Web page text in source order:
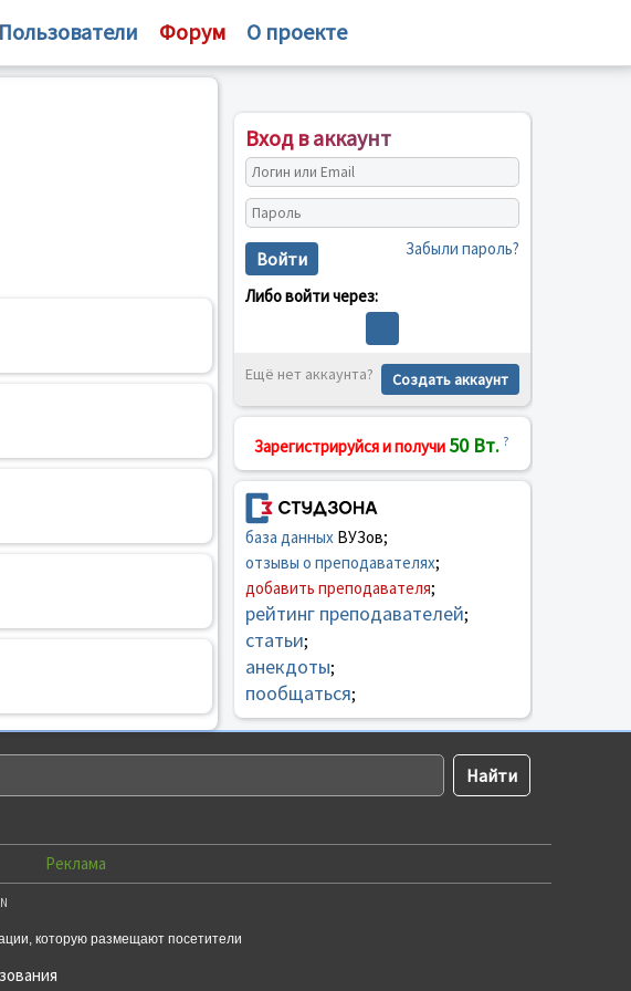
Пользователи Форум О проекте
Вход в аккаунт
Войти Забыли пароль?
Либо войти через:
Ещё нет аккаунта? Создать аккаунт
Зарегистрируйся и получи 50 Вт. ?
база данныхВУЗов;
отзывы о преподавателях;
добавить преподавателя;
рейтинг преподавателей;
статьи;
анекдоты;
пообщаться;
Реклама
которую размещают посетители